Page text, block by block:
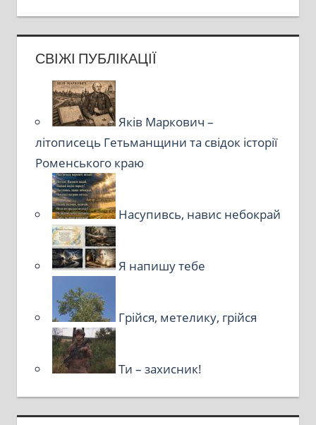
СВІЖІ ПУБЛІКАЦІЇ
Яків Маркович –
літописець Гетьманщини та свідок історії
Роменського краю
Насупивсь, навис небокрай
Я напишу тебе
Грійся, метелику, грійся
Ти – захисник!